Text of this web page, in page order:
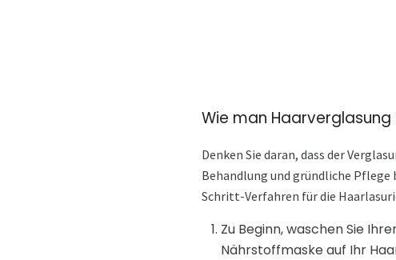
Wie man
Denken Sie daran, dass der
Behandlung und gründliche
Schritt-Verfahren für die
Zu Beginn, waschen Sie
Nährstoffmaske auf Ihr